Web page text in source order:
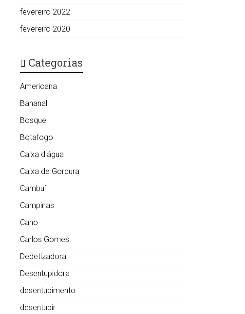
fevereiro 2022
fevereiro 2020
Categorias
Americana
Bananal
Bosque
Botafogo
Caixa d'água
Caixa de Gordura
Cambuí
Campinas
Cano
Carlos Gomes
Dedetizadora
Desentupidora
desentupimento
desentupir